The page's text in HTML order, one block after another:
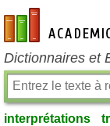
fr-academic.com
Dictionnaires et
interprétations